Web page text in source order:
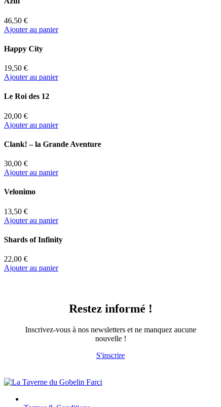
46,50 €
Ajouter au panier
Happy City
19,50 €
Ajouter au panier
Le Roi des 12
20,00 €
Ajouter au panier
Clank! – la Grande Aventure
30,00 €
Ajouter au panier
Velonimo
13,50 €
Ajouter au panier
Shards of Infinity
22,00 €
Ajouter au panier
Restez informé !
Inscrivez-vous à nos newsletters et ne manquez aucune
nouvelle !
S'inscrire